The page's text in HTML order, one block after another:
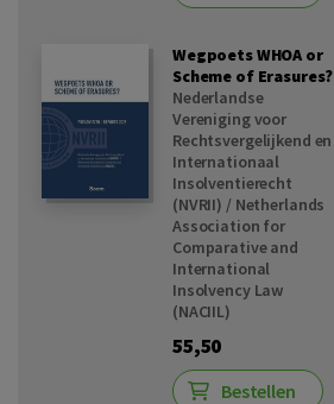
Wegpoets WHOA or
Scheme of Erasures?
Nederlandse
Vereniging voor
Rechtsvergelijkend en
Internationaal
Insolventierecht
(NVRII) / Netherlands
Association for
Comparative and
International
Insolvency Law
(NACIIL)
55,50
Bestellen